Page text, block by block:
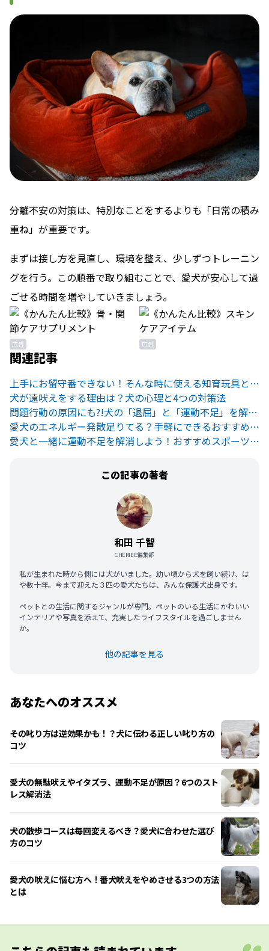
分離不安の対策は、特別なことをするよりも「日常の積み
重ね」が重要です。
まずは接し方を見直し、環境を整え、少しずつトレーニン
グを行う。この順番で取り組むことで、愛犬が安心して過
ごせる時間を増やしていきましょう。
広告 広告
関連記事
上手にお留守番できない！そんな時に使える知育玩具とは？
犬が遠吠えをする理由は？犬の心理と4つの対策法
問題行動の原因にも?!犬の「退屈」と「運動不足」を解消しよう
愛犬のエネルギー発散足りてる？手軽にできるおすすめの発散方法4選
愛犬と一緒に運動不足を解消しよう！おすすめスポーツ4選
この記事の著者
和田 千智
CHERIEE編集部
私が生まれた時から側には犬がいました。幼い頃から犬を飼い続け、は
や数十年。今まで迎えた３匹の愛犬たちは、みんな保護犬出身です。
ペットとの生活に関するジャンルが専門。ペットのいる生活にかわいい
インテリアや写真を添えて、充実したライフスタイルを過ごしません
か。
他の記事を見る
あなたへのオススメ
その叱り方は逆効果かも！？犬に伝わる正しい叱り方の
コツ
愛犬の無駄吠えやイタズラ、運動不足が原因？6つのスト
レス解消法
犬の散歩コースは毎回変えるべき？愛犬に合わせた選び
方のコツ
愛犬の吠えに悩む方へ！番犬吠えをやめさせる3つの方法
とは